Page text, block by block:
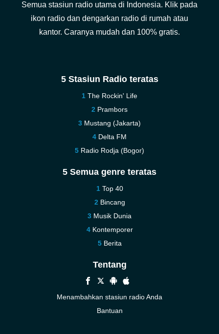
Semua stasiun radio utama di Indonesia. Klik pada
ikon radio dan dengarkan radio di rumah atau
kantor. Caranya mudah dan 100% gratis.
5 Stasiun Radio teratas
The Rockin' Life
Prambors
Mustang (Jakarta)
Delta FM
Radio Rodja (Bogor)
5 Semua genre teratas
Top 40
Bincang
Musik Dunia
Kontemporer
Berita
Tentang
Menambahkan stasiun radio Anda
Bantuan